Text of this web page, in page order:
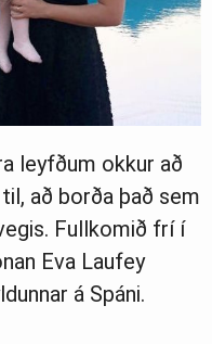
leyfðum okkur að
að borða það sem
Fullkomið frí í
Eva Laufey
á Spáni.